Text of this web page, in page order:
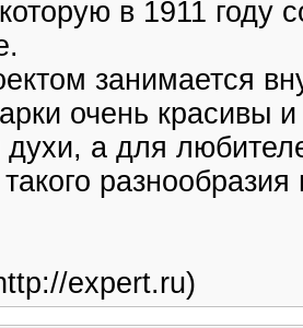
в 1911 году
занимается
очень красивы
а для
expert.ru)